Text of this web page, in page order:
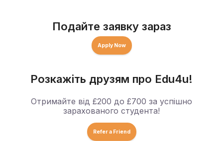
Подайте заявку зараз
Apply Now
Розкажіть друзям про Edu4u!
Отримайте від £200 до £700 за успішно
зарахованого студента!
Refer a Friend